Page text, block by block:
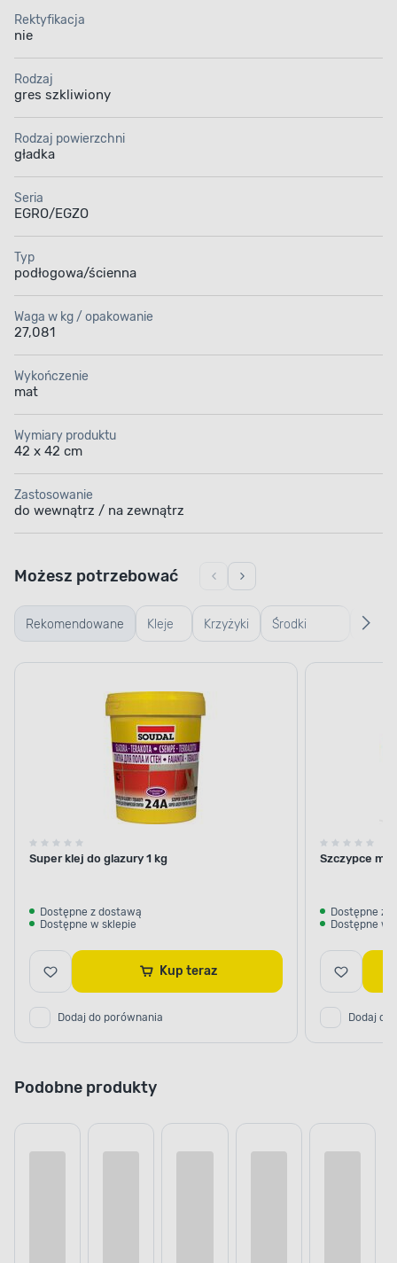
Rektyfikacja
nie
Rodzaj
gres szkliwiony
Rodzaj powierzchni
gładka
Seria
EGRO/EGZO
Typ
podłogowa/ścienna
Waga w kg / opakowanie
27,081
Wykończenie
mat
Wymiary produktu
42 x 42 cm
Zastosowanie
do wewnątrz / na zewnątrz
Rekomendowane Kleje
do
płytek
Krzyżyki
i kliny
Środki
czyszczące
Możesz potrzebować
Super klej do glazury 1 kg
Dostępne z dostawą
Dostępne w sklepie
Kup teraz
Dodaj do porównania
Szczypce
Dostępne z
Dostępne w
Dodaj do
Podobne produkty